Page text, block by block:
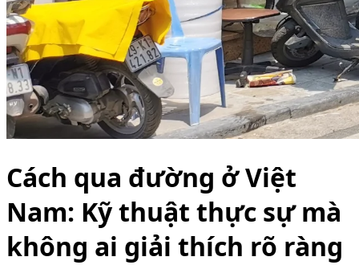
Cách qua đường ở Việt
Nam: Kỹ thuật thực sự mà
không ai giải thích rõ ràng